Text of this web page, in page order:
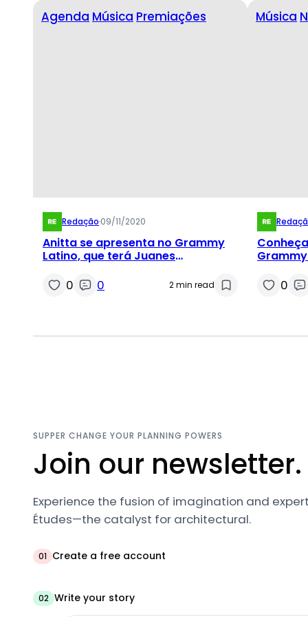
Agenda Música Premiações
Redação·09/11/2020
Anitta se apresenta no Grammy
Latino, que terá Juanes
0 0 2 min read
Música
Grammy
0
SUPPER CHANGE YOUR PLANNING POWERS
Join our newsletter.
Experience the fusion of imagination and
Études—the catalyst for architectural.
01 Create a free account
02 Write your story